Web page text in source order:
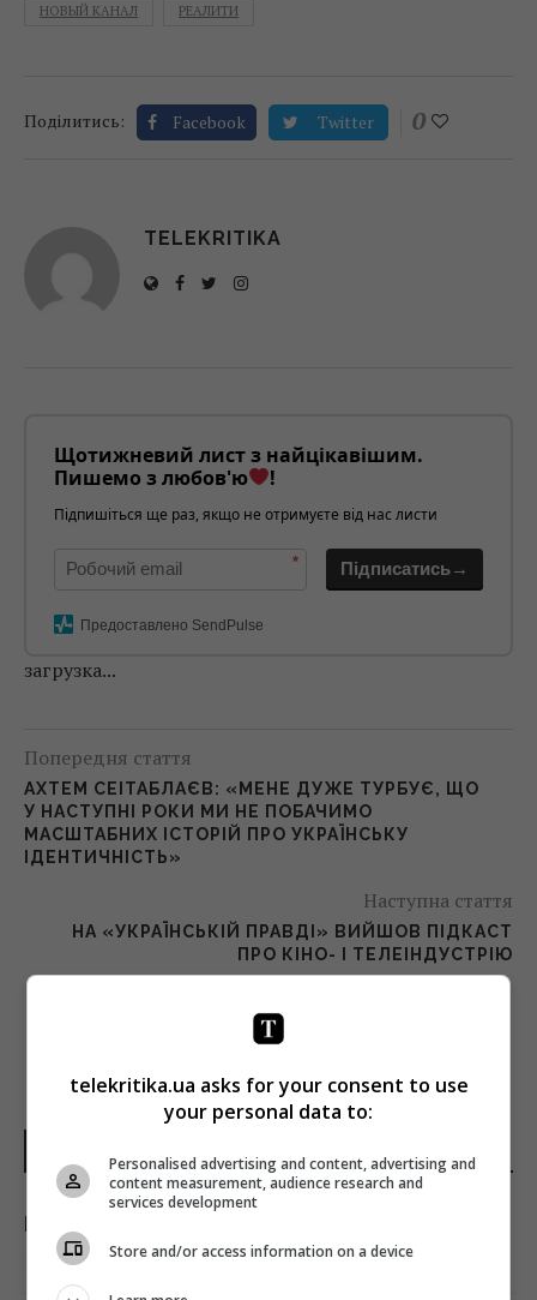
НОВЫЙ КАНАЛ РЕАЛИТИ
Поділитись: Facebook Twitter 0
TELEKRITIKA
Щотижневий лист з найцікавішим.
Пишемо з любов'ю
!
Підпишіться ще раз, якщо не отримуєте від нас листи
* Підписатись→
Предоставлено SendPulse
загрузка...
Попередня стаття
АХТЕМ СЕІТАБЛАЄВ: «МЕНЕ ДУЖЕ ТУРБУЄ, ЩО
У НАСТУПНІ РОКИ МИ НЕ ПОБАЧИМО
МАСШТАБНИХ ІСТОРІЙ ПРО УКРАЇНСЬКУ
ІДЕНТИЧНІСТЬ»
Наступна стаття
НА «УКРАЇНСЬКІЙ ПРАВДІ» ВИЙШОВ ПІДКАСТ
ПРО КІНО- І ТЕЛЕІНДУСТРІЮ
Брат Джолі здійснив камінг-аут
14:17 п'ятниця, 07 серпня 2026
telekritika.ua asks for your consent to use
your personal data to:
Personalised advertising and content, advertising and
content measurement, audience research and
services development
Store and/or access information on a device